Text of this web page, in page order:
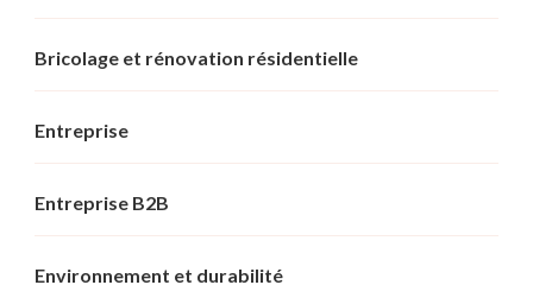
Bricolage et rénovation résidentielle
Entreprise
Entreprise B2B
Environnement et durabilité